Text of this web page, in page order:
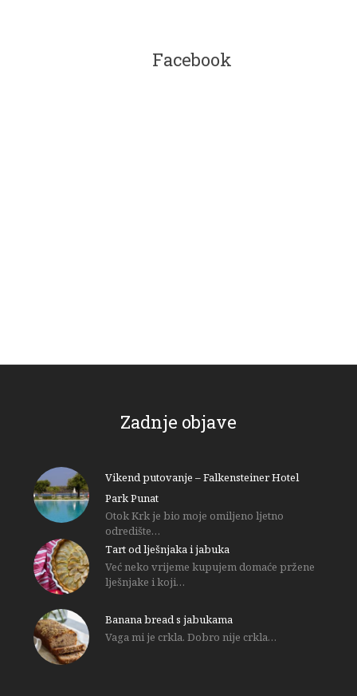
Facebook
Zadnje objave
Vikend putovanje – Falkensteiner Hotel
Park Punat
Otok Krk je bio moje omiljeno ljetno
odredište…
Tart od lješnjaka i jabuka
Već neko vrijeme kupujem domaće pržene
lješnjake i koji…
Banana bread s jabukama
Vaga mi je crkla. Dobro nije crkla…